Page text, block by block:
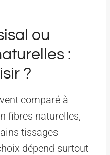
ou
:
?
comparé à
fibres naturelles,
tissages
dépend surtout